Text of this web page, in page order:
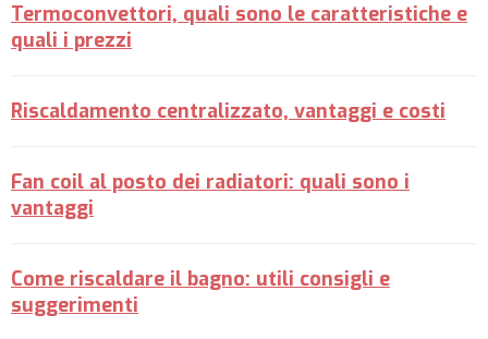
Termoconvettori, quali sono le caratteristiche e
quali i prezzi
Riscaldamento centralizzato, vantaggi e costi
Fan coil al posto dei radiatori: quali sono i
vantaggi
Come riscaldare il bagno: utili consigli e
suggerimenti